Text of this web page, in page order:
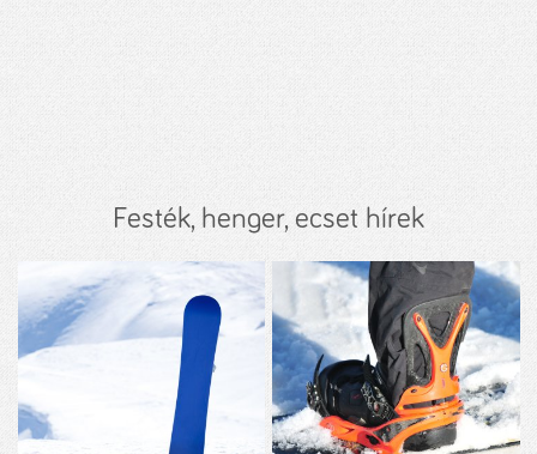
Festék, henger, ecset hírek